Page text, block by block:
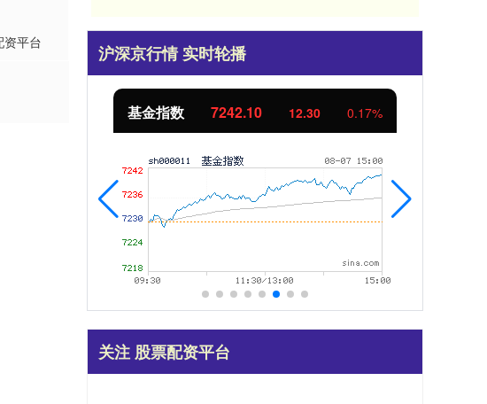
资平台 沪深京行情 实时轮播
基金指数 7242.10 12.30 0.17%
关注 股票配资平台